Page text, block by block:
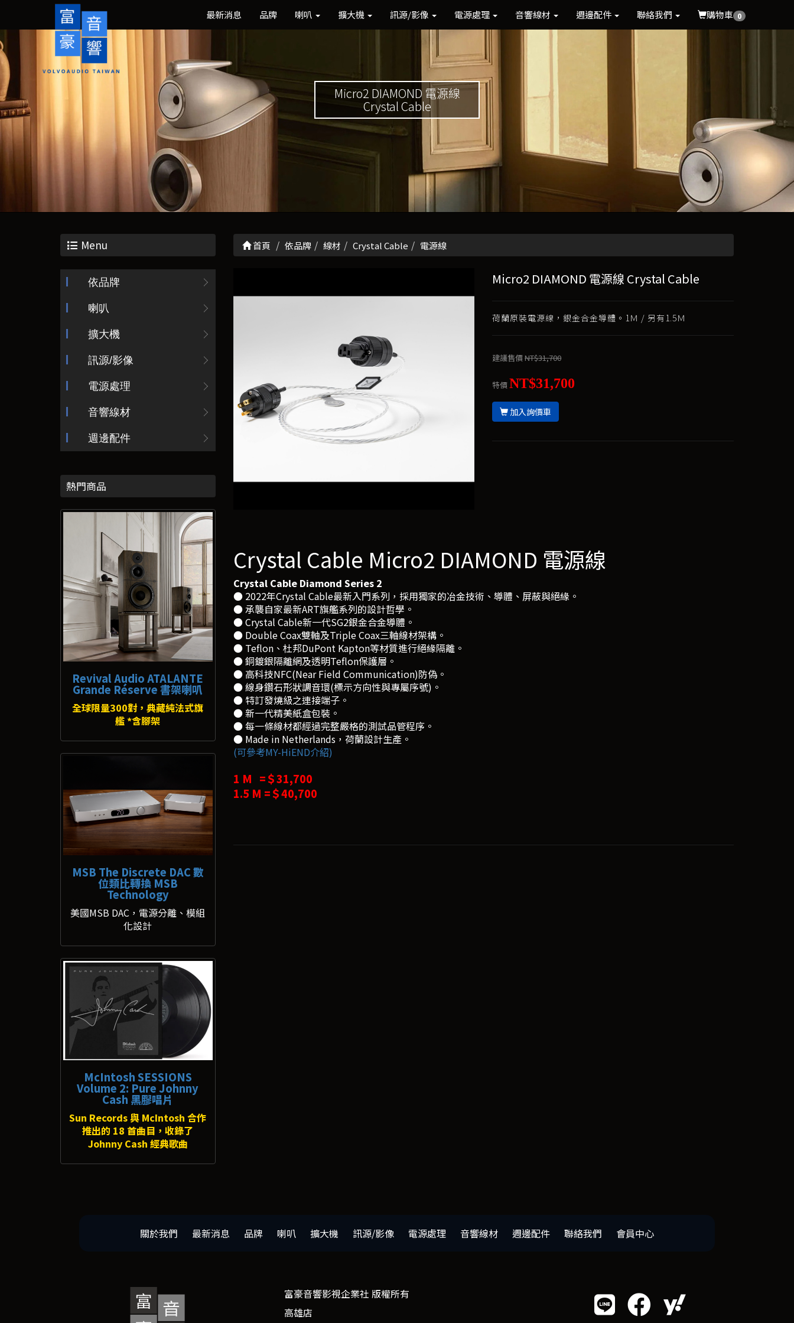
最新消息 品牌 喇叭 擴大機 訊源/影像 電源處理 音響線材 週邊配件 聯絡我們 購物車 0
Micro2 DIAMOND 電源線
Crystal Cable
Menu
依品牌
喇叭
擴大機
訊源/影像
電源處理
音響線材
週邊配件
熱門商品
Revival Audio ATALANTE
Grande Réserve 書架喇叭
全球限量300對，典藏純法式旗
艦 *含腳架
MSB The Discrete DAC 數
位類比轉換 MSB
Technology
美國MSB DAC，電源分離、模組
化設計
McIntosh SESSIONS
Volume 2: Pure Johnny
Cash 黑膠唱片
Sun Records 與 McIntosh 合作
推出的 18 首曲目，收錄了
Johnny Cash 經典歌曲
首頁 依品牌 線材 Crystal Cable 電源線
Micro2 DIAMOND 電源線 Crystal Cable
荷蘭原裝電源線，銀金合金導體。1Ｍ / 另有1.5Ｍ
建議售價NT$31,700
特價NT$31,700
加入詢價車
Crystal Cable Micro2 DIAMOND 電源線
Crystal Cable Diamond Series 2
● 2022年Crystal Cable最新入門系列，採用獨家的冶金技術、導體、屏蔽與絕緣。
● 承襲自家最新ART旗艦系列的設計哲學。
● Crystal Cable新一代SG2銀金合金導體。
● Double Coax雙軸及Triple Coax三軸線材架構。
● Teflon、杜邦DuPont Kapton等材質進行絕緣隔離。
● 銅鍍銀隔離網及透明Teflon保護層。
● 高科技NFC(Near Field Communication)防偽。
● 線身鑽石形狀調音環(標示方向性與專屬序號)。
● 特訂發燒級之連接端子。
● 新一代精美紙盒包裝。
● 每一條線材都經過完整嚴格的測試品管程序。
● Made in Netherlands，荷蘭設計生產。
(可參考MY-HiEND介紹)
1 M =＄31,700
1.5 M =＄40,700
關於我們 最新消息 品牌 喇叭 擴大機 訊源/影像 電源處理 音響線材 週邊配件 聯絡我們 會員中心
富豪音響影視企業社 版權所有
高雄店